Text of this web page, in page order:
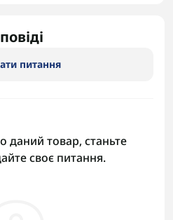
питання
даний товар, станьте
своє питання.